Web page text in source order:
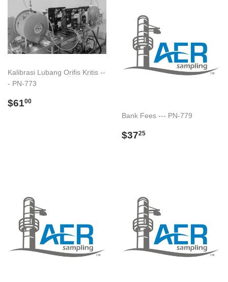
Kalibrasi Lubang Orifis Kritis --
- PN-773
Regular
$6100
Bank Fees --- PN-779
Regular
$3725